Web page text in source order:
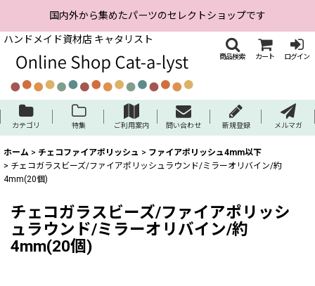
国内外から集めたパーツのセレクトショップです
ハンドメイド資材店 キャタリスト
商品検索 カート ログイン
カテゴリ 特集 ご利用案内 問い合わせ 新規登録 メルマガ
ホーム > チェコファイアポリッシュ > ファイアポリッシュ4mm以下
> チェコガラスビーズ/ファイアポリッシュラウンド/ミラーオリバイン/約
4mm(20個)
チェコガラスビーズ/ファイアポリッシ
ュラウンド/ミラーオリバイン/約
4mm(20個)